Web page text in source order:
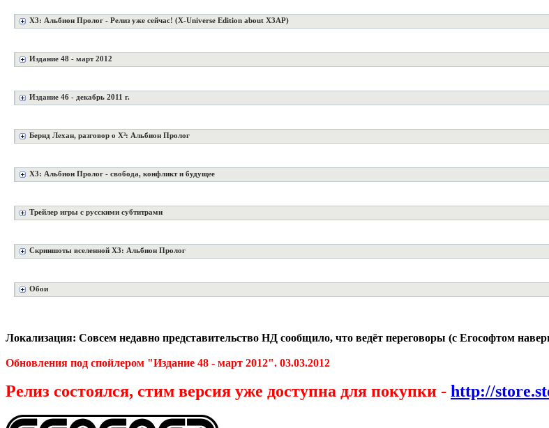
X3: Альбион Пролог - Релиз уже сейчас! (X-Universe Edition about X3AP)
Издание 48 - март 2012
Издание 46 - декабрь 2011 г.
Бернд Лехан, разговор о X³: Альбион Пролог
X3: Альбион Пролог - свобода, конфликт и будущее
Трейлер игры с русскими субтитрами
Скриншоты вселенной Х3: Альбион Пролог
Обои
Локализация: Совсем недавно представительство НД сообщило, что ведёт переговоры (с Егософтом
Обновления под спойлером "Издание 48 - март 2012". 03.03.2012
Релиз состоялся, стим версия уже доступна для покупки - http://